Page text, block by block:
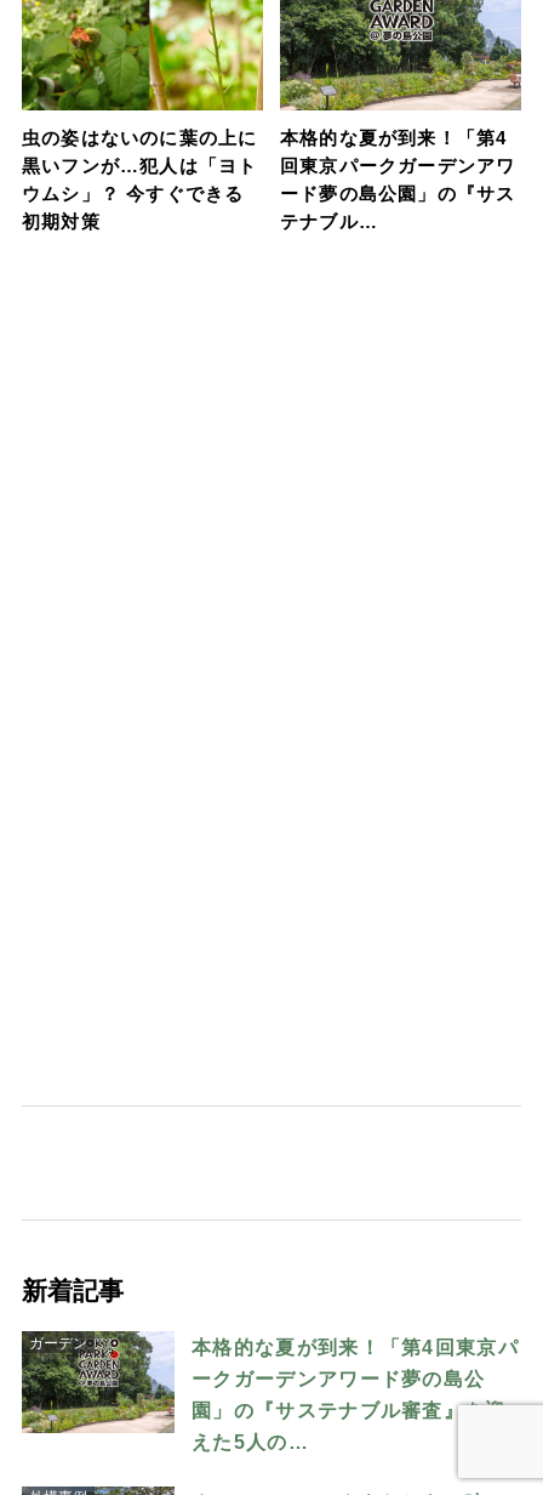
虫の姿はないのに葉の上に
黒いフンが…犯人は「ヨト
ウムシ」？ 今すぐできる
初期対策
本格的な夏が到来！「第4
回東京パークガーデンアワ
ード夢の島公園」の『サス
テナブル…
新着記事
ガーデン
本格的な夏が到来！「第4回東京パ
ークガーデンアワード夢の島公
園」の『サステナブル審査』を迎
えた5人の…